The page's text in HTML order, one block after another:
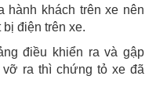
hành khách trên xe nên
bị điện trên xe.
điều khiển ra và gập
ra thì chứng tỏ xe đã